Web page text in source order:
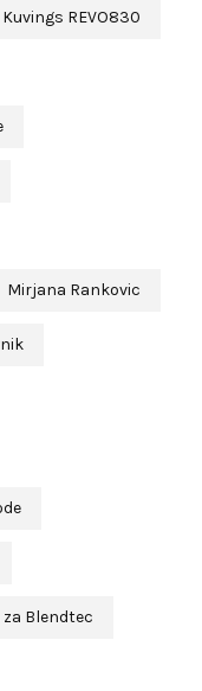
Kuvings REVO830
Mirjana Rankovic
Blendtec